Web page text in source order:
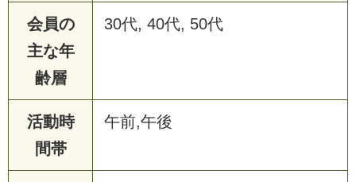
会員の
主な年
齢層
30代, 40代, 50代
活動時
間帯
午前,午後